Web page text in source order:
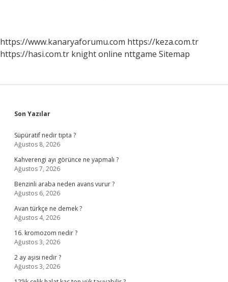
https://www.kanaryaforumu.com https://keza.com.tr
https://hasi.com.tr knight online nttgame Sitemap
Sidebar
Son Yazılar
Süpüratif nedir tıpta ?
Ağustos 8, 2026
Kahverengi ayı görünce ne yapmalı ?
Ağustos 7, 2026
Benzinli araba neden avans vurur ?
Ağustos 6, 2026
Avan türkçe ne demek ?
Ağustos 4, 2026
16. kromozom nedir ?
Ağustos 3, 2026
2 ay aşısı nedir ?
Ağustos 3, 2026